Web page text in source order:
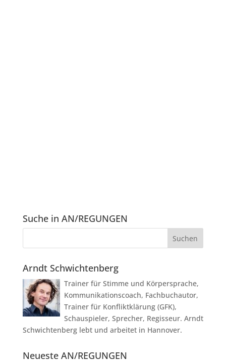
Suche in AN/REGUNGEN
Arndt Schwichtenberg
Trainer für Stimme und Körpersprache,
Kommunikationscoach, Fachbuchautor,
Trainer für Konfliktklärung (GFK),
Schauspieler, Sprecher, Regisseur. Arndt
Schwichtenberg lebt und arbeitet in Hannover.
Neueste AN/REGUNGEN